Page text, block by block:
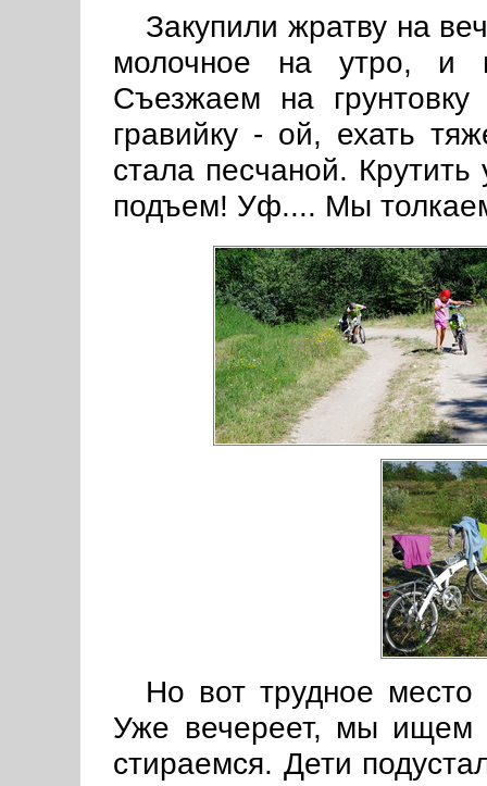
Закупили жратву на
молочное на утро, и
Съезжаем на
гравийку - ой, ехать
стала песчаной.
подъем! Уф.... Мы
Но вот трудное
Уже вечереет, мы ищем
стираемся. Дети